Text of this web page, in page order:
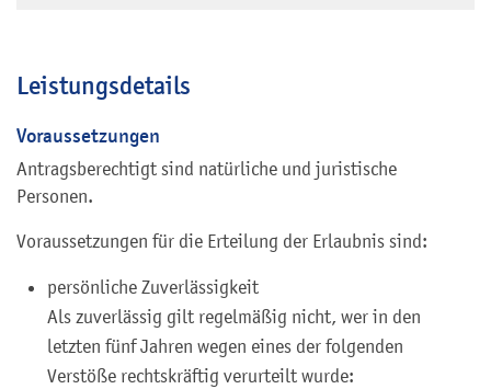
Leistungsdetails
Voraussetzungen
Antragsberechtigt sind natürliche und juristische
Personen.
Voraussetzungen für die Erteilung der Erlaubnis sind:
persönliche Zuverlässigkeit
Als zuverlässig gilt regelmäßig nicht, wer in den
letzten fünf Jahren wegen eines der folgenden
Verstöße rechtskräftig verurteilt wurde: